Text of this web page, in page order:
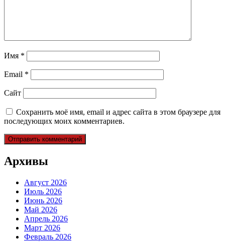
Имя *
Email *
Сайт
Сохранить моё имя, email и адрес сайта в этом браузере для
последующих моих комментариев.
Архивы
Август 2026
Июль 2026
Июнь 2026
Май 2026
Апрель 2026
Март 2026
Февраль 2026